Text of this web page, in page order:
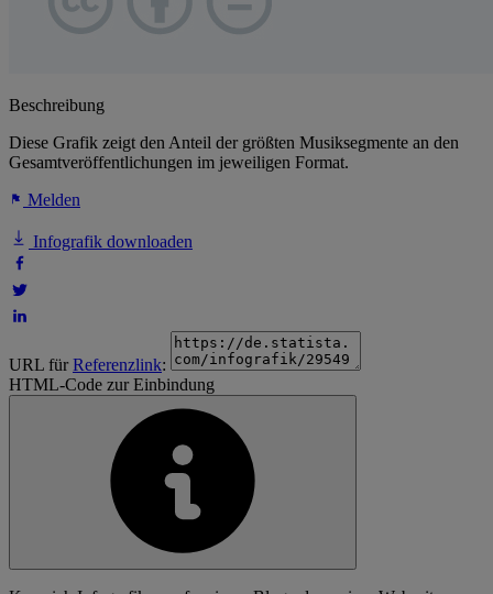
Beschreibung
Diese Grafik zeigt den Anteil der größten Musiksegmente an den
Gesamtveröffentlichungen im jeweiligen Format.
Melden
Infografik downloaden
URL fürReferenzlink:
HTML-Code zur Einbindung